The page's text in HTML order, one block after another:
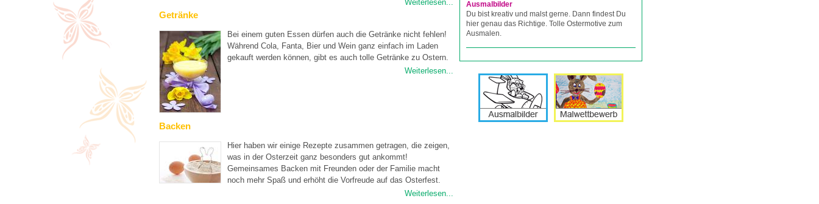
Weiterlesen...
Getränke
Bei einem guten Essen dürfen auch die Getränke nicht fehlen!
Während Cola, Fanta, Bier und Wein ganz einfach im Laden
gekauft werden können, gibt es auch tolle Getränke zu Ostern.
Weiterlesen...
Backen
Hier haben wir einige Rezepte zusammen getragen, die zeigen,
was in der Osterzeit ganz besonders gut ankommt!
Gemeinsames Backen mit Freunden oder der Familie macht
noch mehr Spaß und erhöht die Vorfreude auf das Osterfest.
Weiterlesen...
Ausmalbilder
Du bist kreativ und malst gerne. Dann findest Du
hier genau das Richtige. Tolle Ostermotive zum
Ausmalen.